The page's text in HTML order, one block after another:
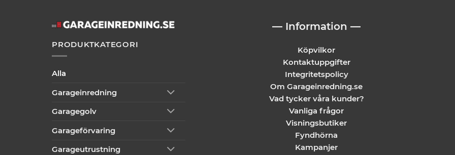
PRODUKTKATEGORI
Alla
Garageinredning
Garagegolv
Garageförvaring
Garageutrustning
— Information —
Köpvilkor
Kontaktuppgifter
Integritetspolicy
Om Garageinredning.se
Vad tycker våra kunder?
Vanliga frågor
Visningsbutiker
Fyndhörna
Kampanjer